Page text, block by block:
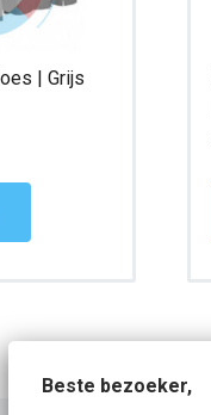
| Grijs
Beste bezoeker,